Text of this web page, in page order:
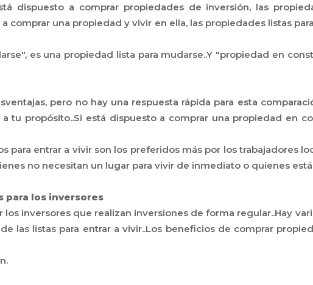
dispuesto a comprar propiedades de inversión, las
comprar una propiedad y vivir en ella, las propiedades listas
es una propiedad lista para mudarse..Y "propiedad en
pero no hay una respuesta rápida para esta
tu propósito..Si está dispuesto a comprar una propiedad en
para entrar a vivir son los preferidos más por los trabajadores
no necesitan un lugar para vivir de inmediato o quienes
para los inversores
inversores que realizan inversiones de forma regular..Hay
las listas para entrar a vivir..Los beneficios de comprar